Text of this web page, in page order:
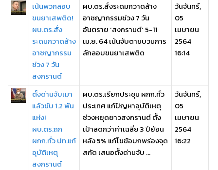
เน้นพวกลอบ
ขนยาเสพติด!
ผบ.ตร.สั่ง
ระดมกวาดล้าง
อาชญากรรม
ช่วง 7 วัน
สงกรานต์
ผบ.ตร.สั่งระดมกวาดล้าง
อาชญากรรมช่วง 7 วัน
อันตราย ‘สงกรานต์’ 5-11
เม.ย. 64 เน้นจับตาขบวนการ
ลักลอบขนยาเสพติด
วันจันทร์,
05
เมษายน
2564
16:14
ตั้งด่านจับเมา
แล้วขับ 1.2 พัน
แห่ง!
ผบ.ตร.ถก
ผกก.ทั่ว ปท.แก้
อุบัติเหตุ
สงกรานต์
ผบ.ตร.เรียกประชุม ผกก.ทั่ว
ประเทศ แก้ปัญหาอุบัติเหตุ
ช่วงหยุดยาวสงกรานต์ ตั้ง
เป้าลดกว่าค่าเฉลี่ย 3 ปีย้อน
หลัง 5% แก้ไขข้อบกพร่องจุด
สกัด เสนอตั้งด่านจับ ...
วันจันทร์,
05
เมษายน
2564
16:22